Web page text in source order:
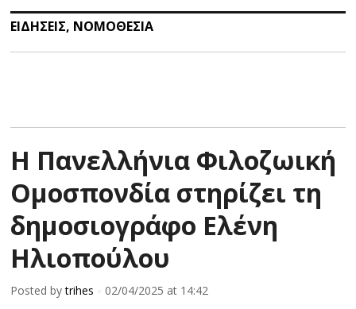
ΕΙΔΗΣΕΙΣ, ΝΟΜΟΘΕΣΙΑ
Η Πανελλήνια Φιλοζωική
Ομοσπονδία στηρίζει τη
δημοσιογράφο Ελένη
Ηλιοπούλου
Posted bytrihes 02/04/2025 at 14:42